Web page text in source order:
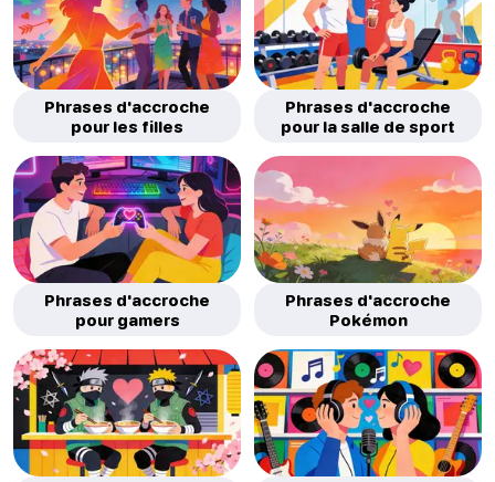
Phrases d'accroche
pour les filles
Phrases d'accroche
pour la salle de sport
Phrases d'accroche
pour gamers
Phrases d'accroche
Pokémon